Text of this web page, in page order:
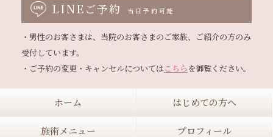
LINEご予約 当日予約可能
・男性のお客さまは、当院のお客さまのご家族、ご紹介の方のみ
受付しています。
・ご予約の変更・キャンセルについてはこちら
ホーム はじめての方へ
施術メニュー プロフィール